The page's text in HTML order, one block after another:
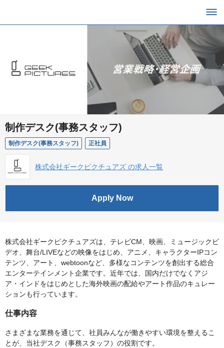
制作デスク(事務スタッフ)
制作デスク(事務スタッフ) 正社員
株式会社ギークピクチュアズ の求人一覧
Apply Now
株式会社ギークピクチュアズは、テレビCM、映画、ミュージックビ
デオ、舞台/LIVEなどの映像をはじめ、アニメ、キャラクターIPコン
テンツ、アート、webtoonなど、多様なコンテンツを創出する総合
エンターテインメント企業です。近年では、国内だけでなくアジ
ア・インドをはじめとした海外映画の配給やアート作品のキュレー
ションも行っています。
仕事内容
さまざまな業務を通じて、社員みんなが働きやすい環境を整えるこ
とが、当社デスク（事務スタッフ）の役割です。